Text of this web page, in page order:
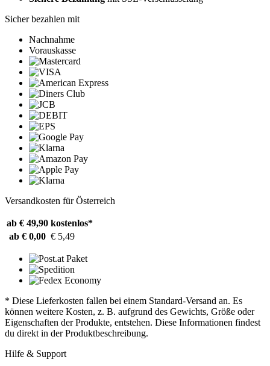
Sicher bezahlen mit
Nachnahme
Vorauskasse
Versandkosten für Österreich
ab € 49,90 kostenlos*
ab € 0,00 € 5,49
* Diese Lieferkosten fallen bei einem Standard-Versand an. Es
können weitere Kosten, z. B. aufgrund des Gewichts, Größe oder
Eigenschaften der Produkte, entstehen. Diese Informationen findest
du direkt in der Produktbeschreibung.
Hilfe & Support